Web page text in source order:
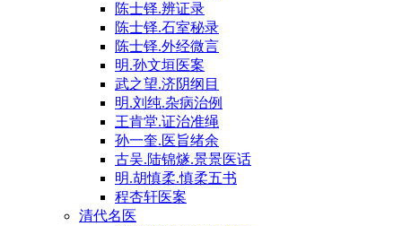
陈士铎.辨证录
陈士铎.石室秘录
陈士铎.外经微言
明.孙文垣医案
武之望.济阴纲目
明.刘纯.杂病治例
王肯堂.证治准绳
孙一奎.医旨绪余
古吴.陆锦燧.景景医话
明.胡慎柔.慎柔五书
程杏轩医案
清代名医